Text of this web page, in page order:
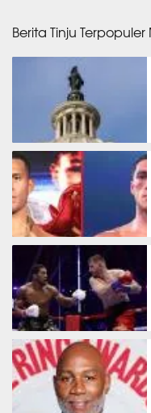
Berita Tinju